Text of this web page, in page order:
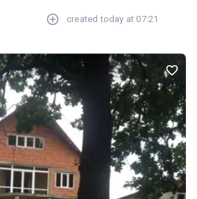
created today at 07:21